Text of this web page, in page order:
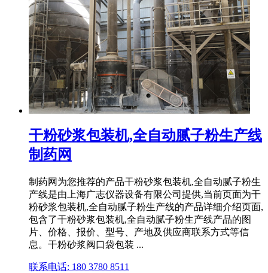
干粉砂浆包装机,全自动腻子粉生产线
制药网
制药网为您推荐的产品干粉砂浆包装机,全自动腻子粉生
产线是由上海广志仪器设备有限公司提供,当前页面为干
粉砂浆包装机,全自动腻子粉生产线的产品详细介绍页面,
包含了干粉砂浆包装机,全自动腻子粉生产线产品的图
片、价格、报价、型号、产地及供应商联系方式等信
息。干粉砂浆阀口袋包装 ...
联系电话: 180 3780 8511